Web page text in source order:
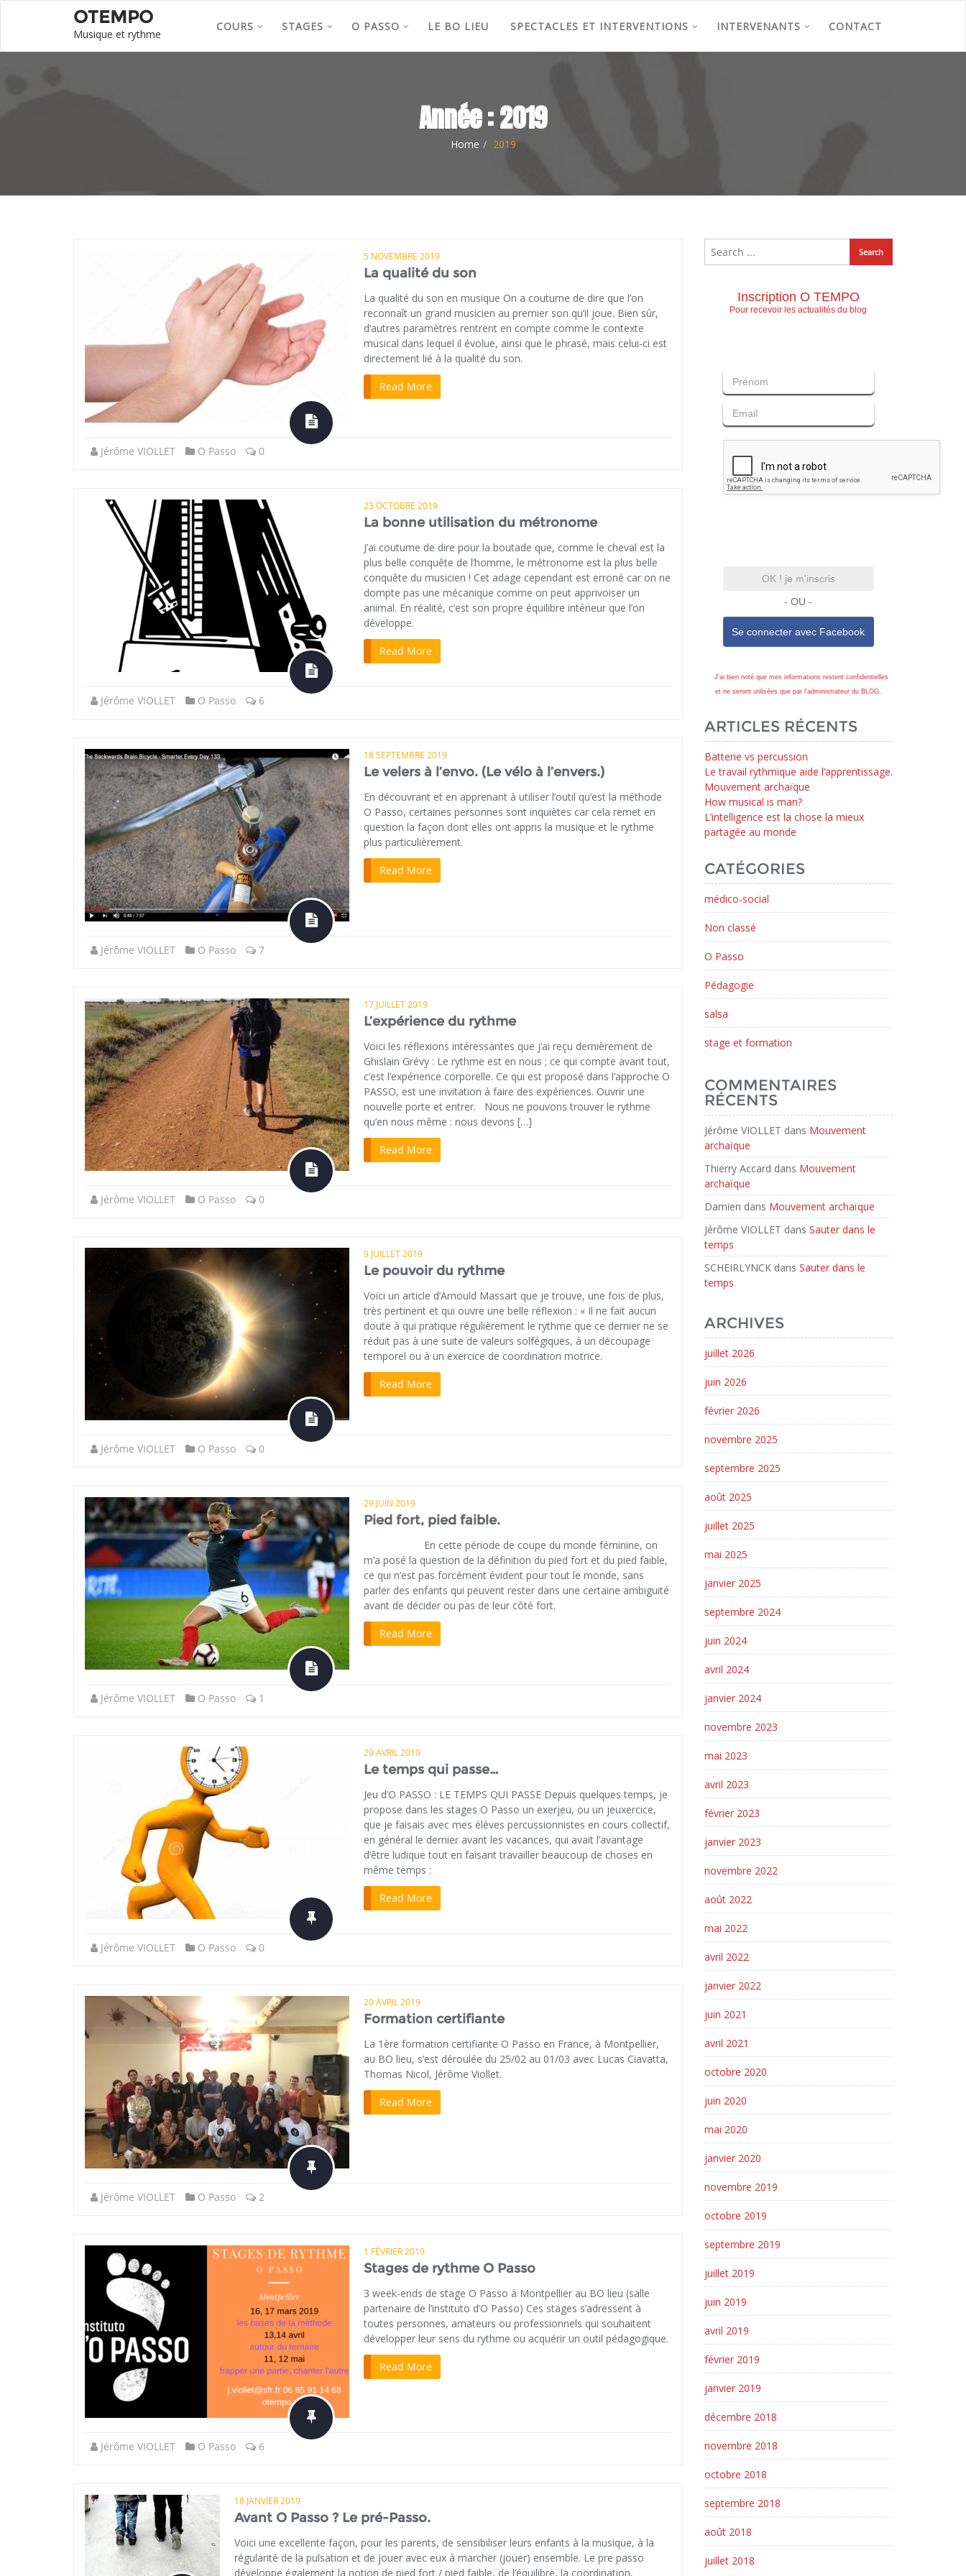
OTEMPO
Musique et rythme
COURS STAGES O PASSO LE BO LIEU SPECTACLES ET INTERVENTIONS INTERVENANTS CONTACT
Année :2019
Home 2019
5 NOVEMBRE 2019
La qualité du son
La qualité du son en musique On a coutume de dire que l’on
reconnaît un grand musicien au premier son qu’il joue. Bien sûr,
d’autres paramètres rentrent en compte comme le contexte
musical dans lequel il évolue, ainsi que le phrasé, mais celui-ci est
directement lié à la qualité du son.
Read More
Jérôme VIOLLET O Passo 0
23 OCTOBRE 2019
La bonne utilisation du métronome
J’ai coutume de dire pour la boutade que, comme le cheval est la
plus belle conquête de l’homme, le métronome est la plus belle
conquête du musicien ! Cet adage cependant est erroné car on ne
dompte pas une mécanique comme on peut apprivoiser un
animal. En réalité, c’est son propre équilibre intérieur que l’on
développe.
Read More
Jérôme VIOLLET O Passo 6
18 SEPTEMBRE 2019
Le velers à l’envo. (Le vélo à l’envers.)
En découvrant et en apprenant à utiliser l’outil qu’est la méthode
O Passo, certaines personnes sont inquiètes car cela remet en
question la façon dont elles ont appris la musique et le rythme
plus particulièrement.
Read More
Jérôme VIOLLET O Passo 7
17 JUILLET 2019
L’expérience du rythme
Voici les réflexions intéressantes que j’ai reçu dernièrement de
Ghislain Grévy : Le rythme est en nous ; ce qui compte avant tout,
c’est l’expérience corporelle. Ce qui est proposé dans l’approche O
PASSO, est une invitation à faire des expériences. Ouvrir une
nouvelle porte et entrer. Nous ne pouvons trouver le rythme
qu’en nous même : nous devons […]
Read More
Jérôme VIOLLET O Passo 0
9 JUILLET 2019
Le pouvoir du rythme
Voici un article d’Arnould Massart que je trouve, une fois de plus,
très pertinent et qui ouvre une belle réflexion : « Il ne fait aucun
doute à qui pratique régulièrement le rythme que ce dernier ne se
réduit pas à une suite de valeurs solfégiques, à un découpage
temporel ou à un exercice de coordination motrice.
Read More
Jérôme VIOLLET O Passo 0
29 JUIN 2019
Pied fort, pied faible.
En cette période de coupe du monde féminine, on
m’a posé la question de la définition du pied fort et du pied faible,
ce qui n’est pas forcément évident pour tout le monde, sans
parler des enfants qui peuvent rester dans une certaine ambiguité
avant de décider ou pas de leur côté fort.
Read More
Jérôme VIOLLET O Passo 1
29 AVRIL 2019
Le temps qui passe…
Jeu d’O PASSO : LE TEMPS QUI PASSE Depuis quelques temps, je
propose dans les stages O Passo un exerjeu, ou un jeuxercice,
que je faisais avec mes élèves percussionnistes en cours collectif,
en général le dernier avant les vacances, qui avait l’avantage
d’être ludique tout en faisant travailler beaucoup de choses en
même temps :
Read More
Jérôme VIOLLET O Passo 0
20 AVRIL 2019
Formation certifiante
La 1ère formation certifiante O Passo en France, à Montpellier,
au BO lieu, s’est déroulée du 25/02 au 01/03 avec Lucas Ciavatta,
Thomas Nicol, Jérôme Viollet.
Read More
Jérôme VIOLLET O Passo 2
1 FÉVRIER 2019
Stages de rythme O Passo
3 week-ends de stage O Passo à Montpellier au BO lieu (salle
partenaire de l’instituto d’O Passo) Ces stages s’adressent à
toutes personnes, amateurs ou professionnels qui souhaitent
développer leur sens du rythme ou acquérir un outil pédagogique.
Read More
Jérôme VIOLLET O Passo 6
18 JANVIER 2019
Avant O Passo ? Le pré-Passo.
Voici une excellente façon, pour les parents, de sensibiliser leurs enfants à la musique, à la
régularité de la pulsation et de jouer avec eux à marcher (jouer) ensemble. Le pre passo
développe également la notion de pied fort / pied faible, de l’équilibre, la coordination,
Inscription O TEMPO
Pour recevoir les actualités du blog
OK ! je m'inscris
- OU -
Se connecter avec Facebook
J'ai bien noté que mes informations restent confidentielles
et ne seront utilisées que par l'administrateur du BLOG.
ARTICLES RÉCENTS
Batterie vs percussion
Le travail rythmique aide l’apprentissage.
Mouvement archaïque
How musical is man?
L’intelligence est la chose la mieux
partagée au monde
CATÉGORIES
médico-social
Non classé
O Passo
Pédagogie
salsa
stage et formation
COMMENTAIRES
RÉCENTS
Jérôme VIOLLET dans Mouvement
archaïque
Thierry Accard dans Mouvement
archaïque
Damien dans Mouvement archaïque
Jérôme VIOLLET dans Sauter dans le
temps
SCHEIRLYNCKdans Sauter dans le
temps
ARCHIVES
juillet 2026
juin 2026
février 2026
novembre 2025
septembre 2025
août 2025
juillet 2025
mai 2025
janvier 2025
septembre 2024
juin 2024
avril 2024
janvier 2024
novembre 2023
mai 2023
avril 2023
février 2023
janvier 2023
novembre 2022
août 2022
mai 2022
avril 2022
janvier 2022
juin 2021
avril 2021
octobre 2020
juin 2020
mai 2020
janvier 2020
novembre 2019
octobre 2019
septembre 2019
juillet 2019
juin 2019
avril 2019
février 2019
janvier 2019
décembre 2018
novembre 2018
octobre 2018
septembre 2018
août 2018
juillet 2018